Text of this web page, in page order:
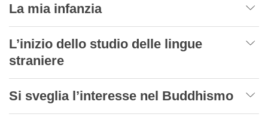
La mia infanzia
L’inizio dello studio delle lingue
straniere
Si sveglia l’interesse nel Buddhismo